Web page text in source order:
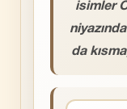
isimler
da